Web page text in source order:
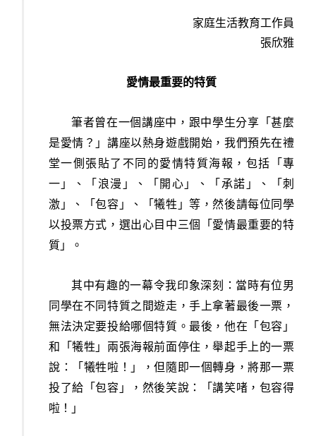
家庭生活教育工作員
張欣雅
愛情最重要的特質
筆者曾在一個講座中，跟中學生分享「甚麼
是愛情？」講座以熱身遊戲開始，我們預先在禮
堂一側張貼了不同的愛情特質海報，包括「專
一」、「浪漫」、「開心」、「承諾」、「刺
激」、「包容」、「犧牲」等，然後請每位同學
以投票方式，選出心目中三個「愛情最重要的特
質」。
其中有趣的一幕令我印象深刻：當時有位男
同學在不同特質之間遊走，手上拿著最後一票，
無法決定要投給哪個特質。最後，他在「包容」
和「犧牲」兩張海報前面停住，舉起手上的一票
說：「犧牲啦！」，但隨即一個轉身，將那一票
投了給「包容」，然後笑說：「講笑啫，包容得
啦！」